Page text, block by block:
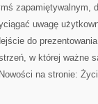
zapamiętywalnym,
uwagę
do
w której ważne
na stronie: